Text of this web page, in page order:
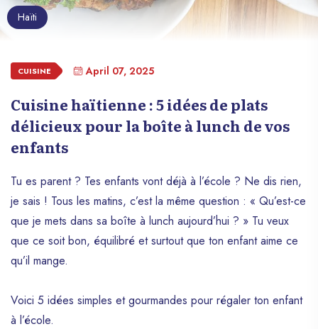
Haïti
CUISINE April 07, 2025
Cuisine haïtienne : 5 idées de plats
délicieux pour la boîte à lunch de vos
enfants
Tu es parent ? Tes enfants vont déjà à l’école ? Ne dis rien,
je sais ! Tous les matins, c’est la même question : « Qu’est-ce
que je mets dans sa boîte à lunch aujourd’hui ? » Tu veux
que ce soit bon, équilibré et surtout que ton enfant aime ce
qu’il mange.
Voici 5 idées simples et gourmandes pour régaler ton enfant
à l’école.